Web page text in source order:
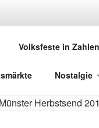
Volksfeste in Zahlen
Nostalgie